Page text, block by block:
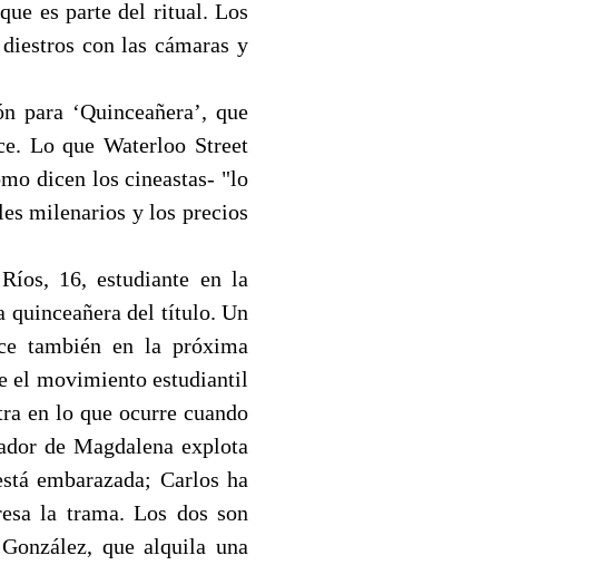
es parte del ritual. Los
con las cámaras y
‘Quinceañera’, que
Lo que Waterloo Street
dicen los cineastas- "lo
milenarios y los precios
16, estudiante en la
quinceañera del título. Un
también en la próxima
el movimiento estudiantil
en lo que ocurre cuando
de Magdalena explota
embarazada; Carlos ha
la trama. Los dos son
que alquila una